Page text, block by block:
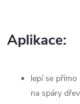
Aplikace:
lepí se
na spáry